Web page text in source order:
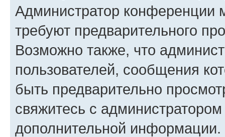
Администратор конференции
требуют предварительного
Возможно также, что
пользователей, сообщения
быть предварительно
свяжитесь с
дополнительной информации.